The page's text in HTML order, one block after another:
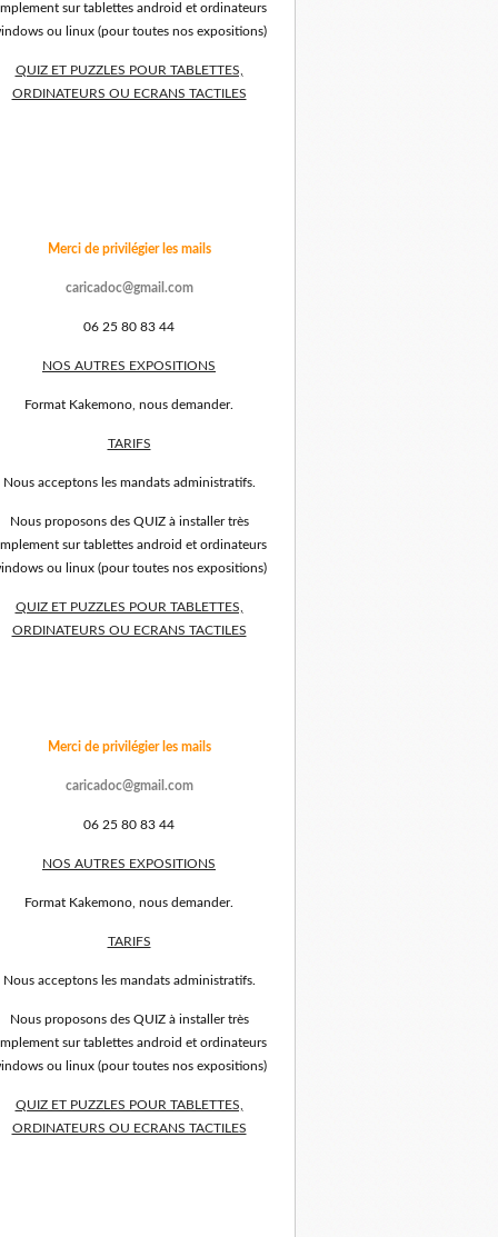
sur tablettes android et ordinateurs
ou linux (pour toutes nos expositions)
QUIZ ET PUZZLES POUR TABLETTES,
ORDINATEURS OU ECRANS TACTILES
Merci de privilégier les mails
caricadoc@gmail.com
06 25 80 83 44
NOS AUTRES EXPOSITIONS
Format Kakemono, nous demander.
TARIFS
Nous acceptons les mandats administratifs.
Nous proposons des QUIZ à installer très
sur tablettes android et ordinateurs
ou linux (pour toutes nos expositions)
QUIZ ET PUZZLES POUR TABLETTES,
ORDINATEURS OU ECRANS TACTILES
Merci de privilégier les mails
caricadoc@gmail.com
06 25 80 83 44
NOS AUTRES EXPOSITIONS
Format Kakemono, nous demander.
TARIFS
Nous acceptons les mandats administratifs.
Nous proposons des QUIZ à installer très
sur tablettes android et ordinateurs
ou linux (pour toutes nos expositions)
QUIZ ET PUZZLES POUR TABLETTES,
ORDINATEURS OU ECRANS TACTILES